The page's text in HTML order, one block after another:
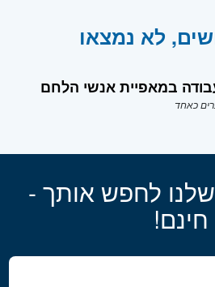
לא נמצאו
במאפיית אנשי הלחם
כאחד
לחפש אותך -
חינם!